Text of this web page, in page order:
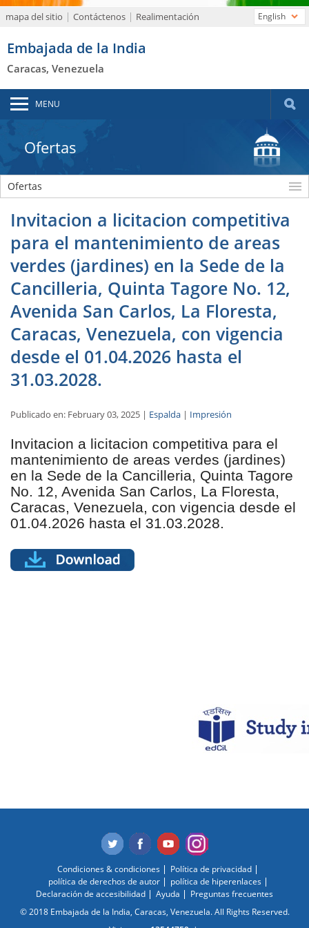
mapa del sitio Contáctenos Realimentación
Embajada de la India
Caracas, Venezuela
English
MENU
Ofertas
Ofertas
Invitacion a licitacion competitiva
para el mantenimiento de areas
verdes (jardines) en la Sede de la
Cancilleria, Quinta Tagore No. 12,
Avenida San Carlos, La Floresta,
Caracas, Venezuela, con vigencia
desde el 01.04.2026 hasta el
31.03.2028.
Publicado en: February 03, 2025 | Espalda | Impresión
Invitacion a licitacion competitiva para el
mantenimiento de areas verdes (jardines)
en la Sede de la Cancilleria, Quinta Tagore
No. 12, Avenida San Carlos, La Floresta,
Caracas, Venezuela, con vigencia desde el
01.04.2026 hasta el 31.03.2028.
Condiciones & condiciones
Política de privacidad
política de derechos de autor
política de hiperenlaces
Declaración de accesibilidad
Ayuda
Preguntas frecuentes
© 2018 Embajada de la India, Caracas, Venezuela. All Rights Reserved.